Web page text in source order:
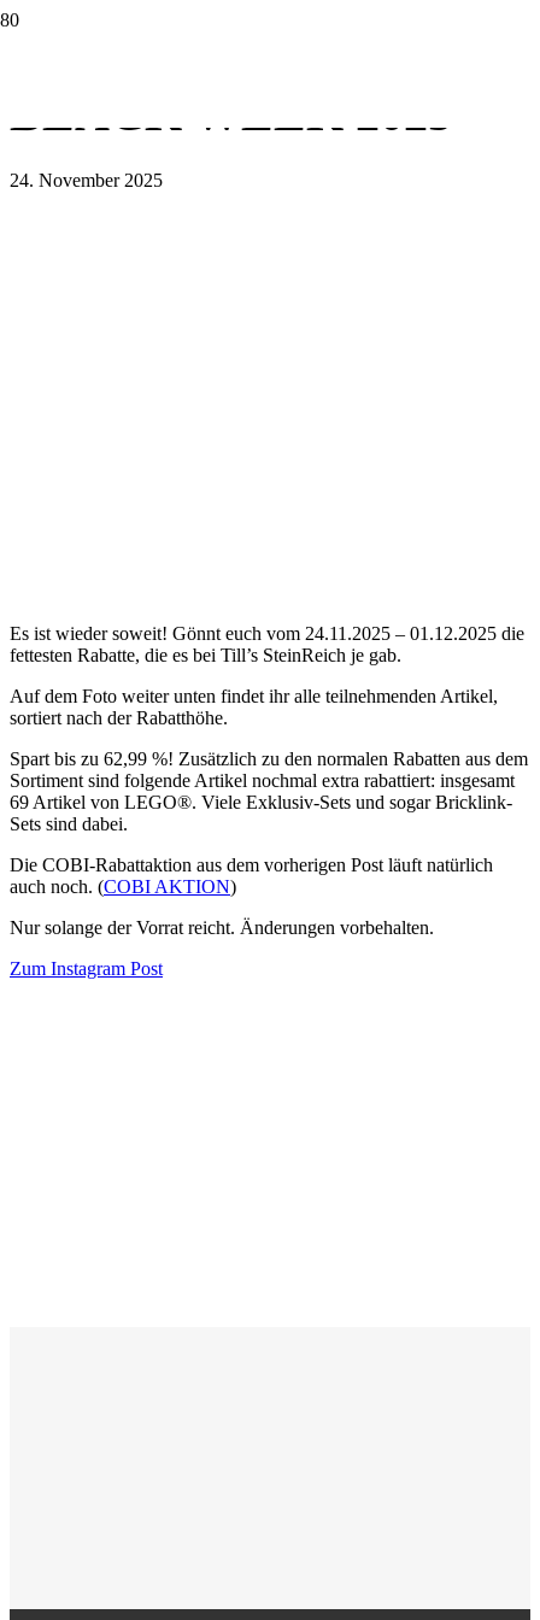
BLACK WEEK 2025
24. November 2025
Es ist wieder soweit! Gönnt euch vom 24.11.2025 – 01.12.2025 die
fettesten Rabatte, die es bei Till’s SteinReich je gab.
Auf dem Foto weiter unten findet ihr alle teilnehmenden Artikel,
sortiert nach der Rabatthöhe.
Spart bis zu 62,99 %! Zusätzlich zu den normalen Rabatten aus dem
Sortiment sind folgende Artikel nochmal extra rabattiert: insgesamt
69 Artikel von LEGO®. Viele Exklusiv-Sets und sogar Bricklink-
Sets sind dabei.
Die COBI-Rabattaktion aus dem vorherigen Post läuft natürlich
auch noch. (COBI AKTION)
Nur solange der Vorrat reicht. Änderungen vorbehalten.
Zum Instagram Post